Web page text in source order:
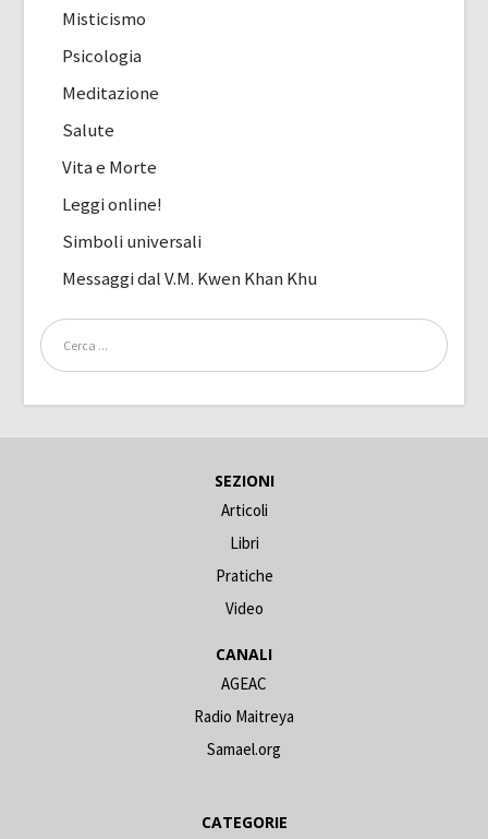
Misticismo
Psicologia
Meditazione
Salute
Vita e Morte
Leggi online!
Simboli universali
Messaggi dal V.M. Kwen Khan Khu
SEZIONI
Articoli
Libri
Pratiche
Video
CANALI
AGEAC
Radio Maitreya
Samael.org
CATEGORIE